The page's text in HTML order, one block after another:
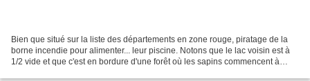
Bien que situé sur la liste des départements en zone rouge, piratage de la
borne incendie pour alimenter... leur piscine. Notons que le lac voisin est à
1/2 vide et que c'est en bordure d'une forêt où les sapins commencent à